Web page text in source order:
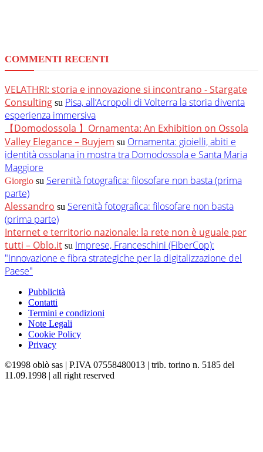
COMMENTI RECENTI
VELATHRI: storia e innovazione si incontrano - Stargate
Consulting su Pisa, all’Acropoli di Volterra la storia diventa
esperienza immersiva
【Domodossola 】Ornamenta: An Exhibition on Ossola
Valley Elegance – Buyjem su Ornamenta: gioielli, abiti e
identità ossolana in mostra tra Domodossola e Santa Maria
Maggiore
Giorgio su Serenità fotografica: filosofare non basta (prima
parte)
Alessandro su Serenità fotografica: filosofare non basta
(prima parte)
Internet e territorio nazionale: la rete non è uguale per
tutti – Oblo.it su Imprese, Franceschini (FiberCop):
"Innovazione e fibra strategiche per la digitalizzazione del
Paese"
Pubblicità
Contatti
Termini e condizioni
Note Legali
Cookie Policy
Privacy
©1998 oblò sas | P.IVA 07558480013 | trib. torino n. 5185 del
11.09.1998 | all right reserved